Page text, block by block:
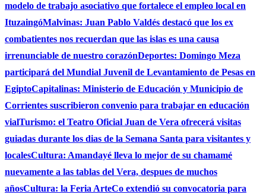
modelo de trabajo asociativo que fortalece el empleo local en
ItuzaingóMalvinas: Juan Pablo Valdés destacó que los ex
combatientes nos recuerdan que las islas es una causa
irrenunciable de nuestro corazónDeportes: Domingo Meza
participará del Mundial Juvenil de Levantamiento de Pesas en
EgiptoCapitalinas: Ministerio de Educación y Municipio de
Corrientes suscribieron convenio para trabajar en educación
vialTurismo: el Teatro Oficial Juan de Vera ofrecerá visitas
guiadas durante los dias de la Semana Santa para visitantes y
localesCultura: Amandayé lleva lo mejor de su chamamé
nuevamente a las tablas del Vera, despues de muchos
añosCultura: la Feria ArteCo extendió su convocatoria para